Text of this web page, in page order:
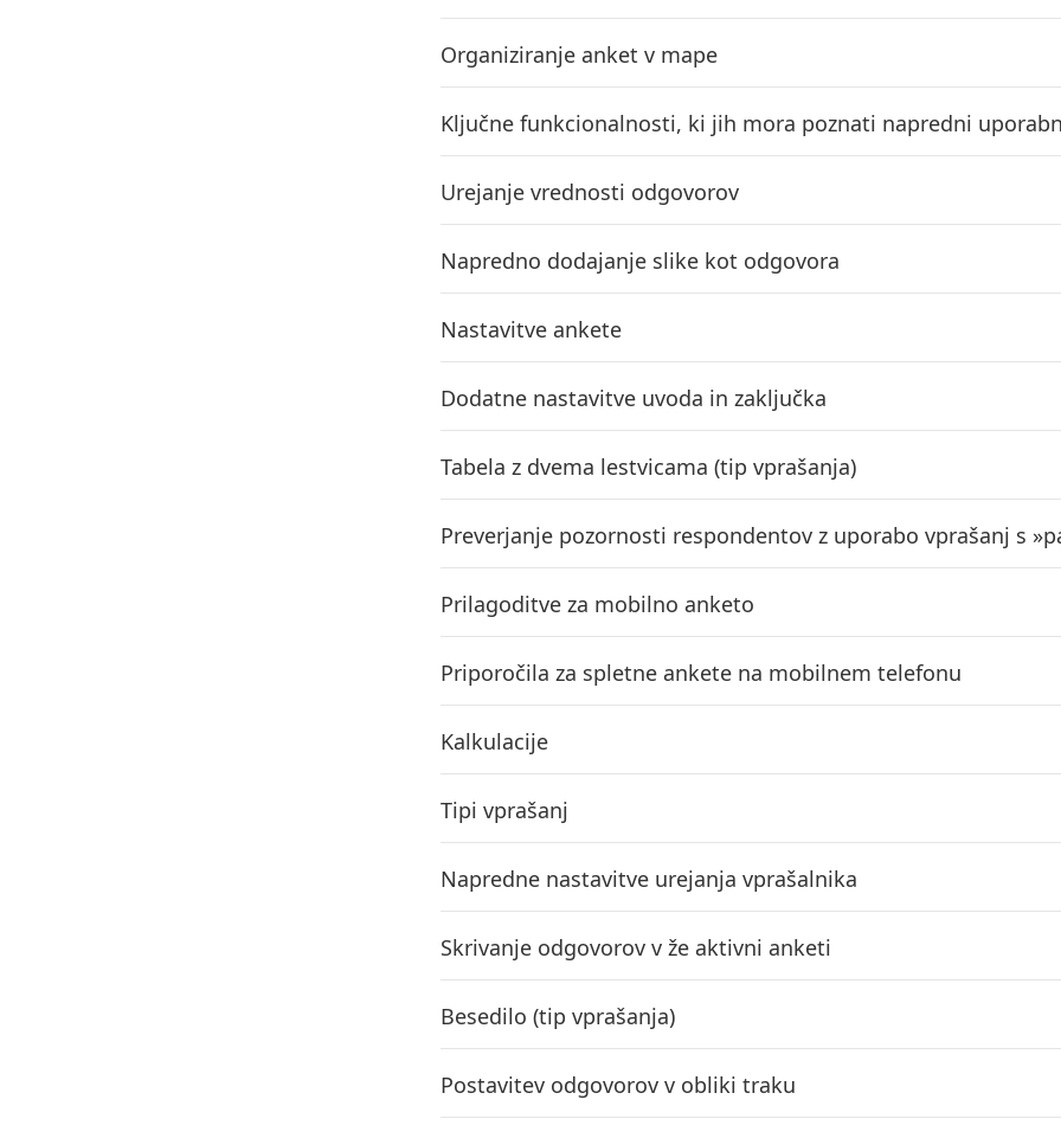
Organiziranje anket v mape
Ključne funkcionalnosti, ki jih mora poznati napredni
Urejanje vrednosti odgovorov
Napredno dodajanje slike kot odgovora
Nastavitve ankete
Dodatne nastavitve uvoda in zaključka
Tabela z dvema lestvicama (tip vprašanja)
Preverjanje pozornosti respondentov z uporabo vprašanj s
Prilagoditve za mobilno anketo
Priporočila za spletne ankete na mobilnem telefonu
Kalkulacije
Tipi vprašanj
Napredne nastavitve urejanja vprašalnika
Skrivanje odgovorov v že aktivni anketi
Besedilo (tip vprašanja)
Postavitev odgovorov v obliki traku